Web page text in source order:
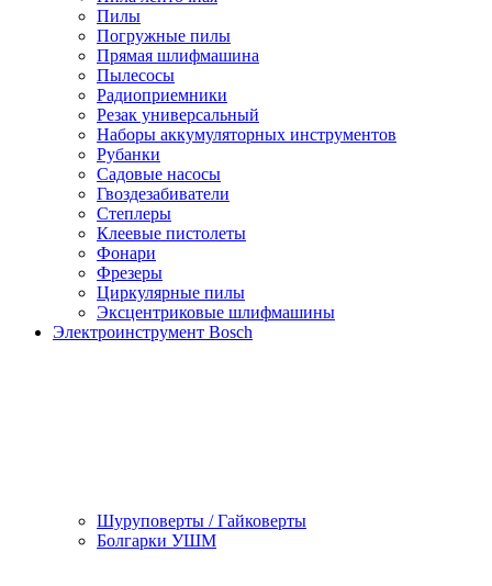
Пилы
Погружные пилы
Прямая шлифмашина
Пылесосы
Радиоприемники
Резак универсальный
Наборы аккумуляторных инструментов
Рубанки
Садовые насосы
Гвоздезабиватели
Степлеры
Клеевые пистолеты
Фонари
Фрезеры
Циркулярные пилы
Эксцентриковые шлифмашины
Электроинструмент Bosch
Шуруповерты / Гайковерты
Болгарки УШМ